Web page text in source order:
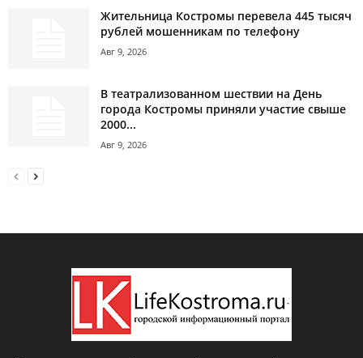
Жительница Костромы перевела 445 тысяч
рублей мошенникам по телефону
Авг 9, 2026
В театрализованном шествии на День
города Костромы приняли участие свыше
2000...
Авг 9, 2026